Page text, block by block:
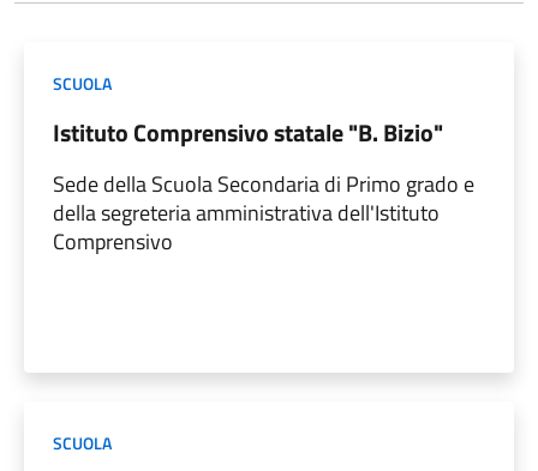
SCUOLA
Istituto Comprensivo statale "B. Bizio"
Sede della Scuola Secondaria di Primo grado e
della segreteria amministrativa dell'Istituto
Comprensivo
SCUOLA